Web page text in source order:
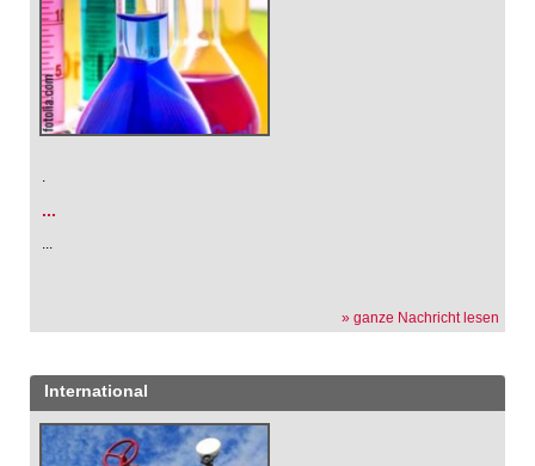
.
...
...
» ganze Nachricht lesen
International